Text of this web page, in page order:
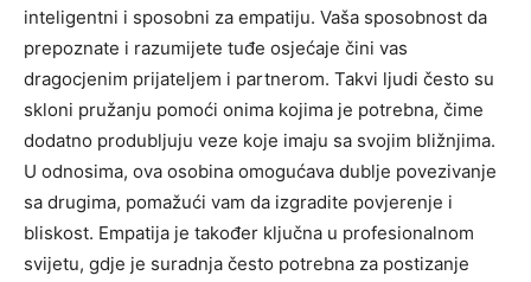
inteligentni i sposobni za empatiju. Vaša sposobnost da
prepoznate i razumijete tuđe osjećaje čini vas
dragocjenim prijateljem i partnerom. Takvi ljudi često su
skloni pružanju pomoći onima kojima je potrebna, čime
dodatno produbljuju veze koje imaju sa svojim bližnjima.
U odnosima, ova osobina omogućava dublje povezivanje
sa drugima, pomažući vam da izgradite povjerenje i
bliskost. Empatija je također ključna u profesionalnom
svijetu, gdje je suradnja često potrebna za postizanje